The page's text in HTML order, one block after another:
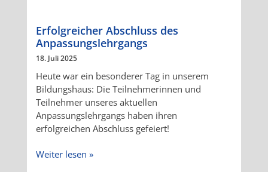
Erfolgreicher Abschluss des
Anpassungslehrgangs
18. Juli 2025
Heute war ein besonderer Tag in unserem
Bildungshaus: Die Teilnehmerinnen und
Teilnehmer unseres aktuellen
Anpassungslehrgangs haben ihren
erfolgreichen Abschluss gefeiert!
Weiter lesen »